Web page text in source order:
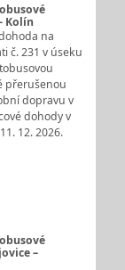
Kolín
na
č. 231 v úseku
přerušenou
dopravu v
dohody v
12. 2026.
–